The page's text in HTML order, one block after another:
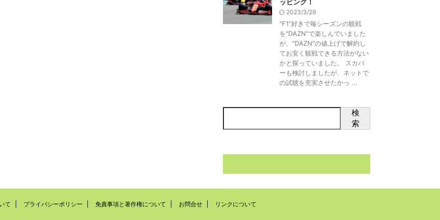
ッピング！
2023/3/29
"F1"好きで毎シーズンの観戦
を"DAZN"で楽しんでいました
が、"DAZN"の値上げで解約し
てお安く観戦できる方法がない
かと探っていました。 スカパ
ーも検討しましたが、ネットで
の試聴を充実させたかっ ...
検
索
て プライバシーポリシー 免責事項と著作権について お問合せ リンクについて